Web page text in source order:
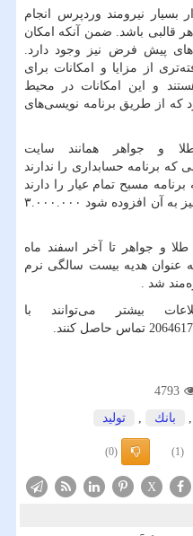
نیرومند وردپرس انجام
قالبی باشد. ضمن آنکه امکان
پیش فرض نیز وجود دارد.
از مزایا و امکانات برای
و این امکانات در محیط
که از طریق برنامه نویسی‌های
و جواهر همانند سایت
که برنامه حسابداری را ندارند
که برنامه مسبح تمام عیار را دارند
و می‌خواهند ویژگی مدیریت سایت نیز به آن افزوده شود ۳.۰۰۰.۰۰۰
و جواهر تا آخر اسفند ماه
تخفیف به عنوان هدیه بیست سالگی نرم
شد
بیشتر می‌توانند با
تماس حاصل کنند
4793
, بانك , تولید
(1)
(0)
X